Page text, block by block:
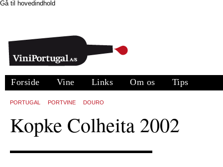
Gå til hovedindhold
Forside Vine Links Om os Tips
PORTUGAL PORTVINE DOURO
Kopke Colheita 2002